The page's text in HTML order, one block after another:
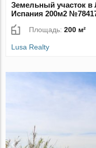
Земельный участок в
Испания 200м2
Площадь:200 м²
Lusa Realty